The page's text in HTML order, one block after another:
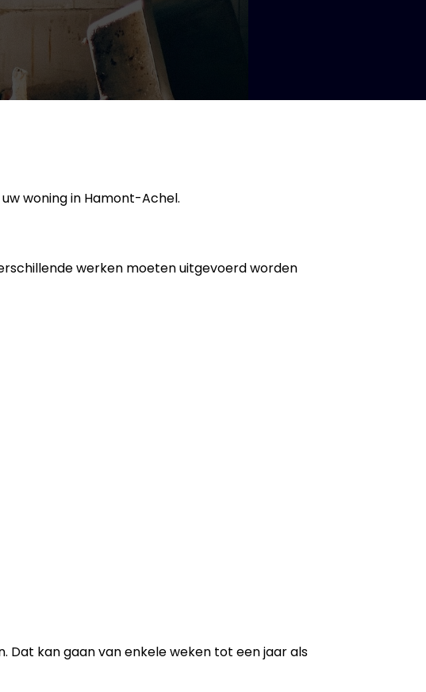
woning in Hamont-Achel.
werken moeten uitgevoerd worden
Dat kan gaan van enkele weken tot een jaar als